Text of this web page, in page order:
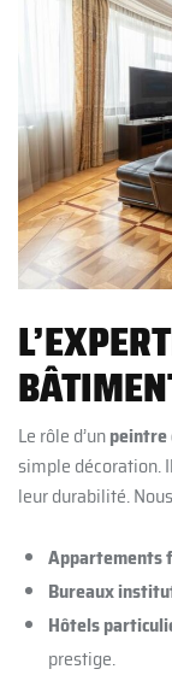
Le rôle d’unpeintre
simple décoration.
leur durabilité.
Appartements
Bureaux
Hôtels
prestige.